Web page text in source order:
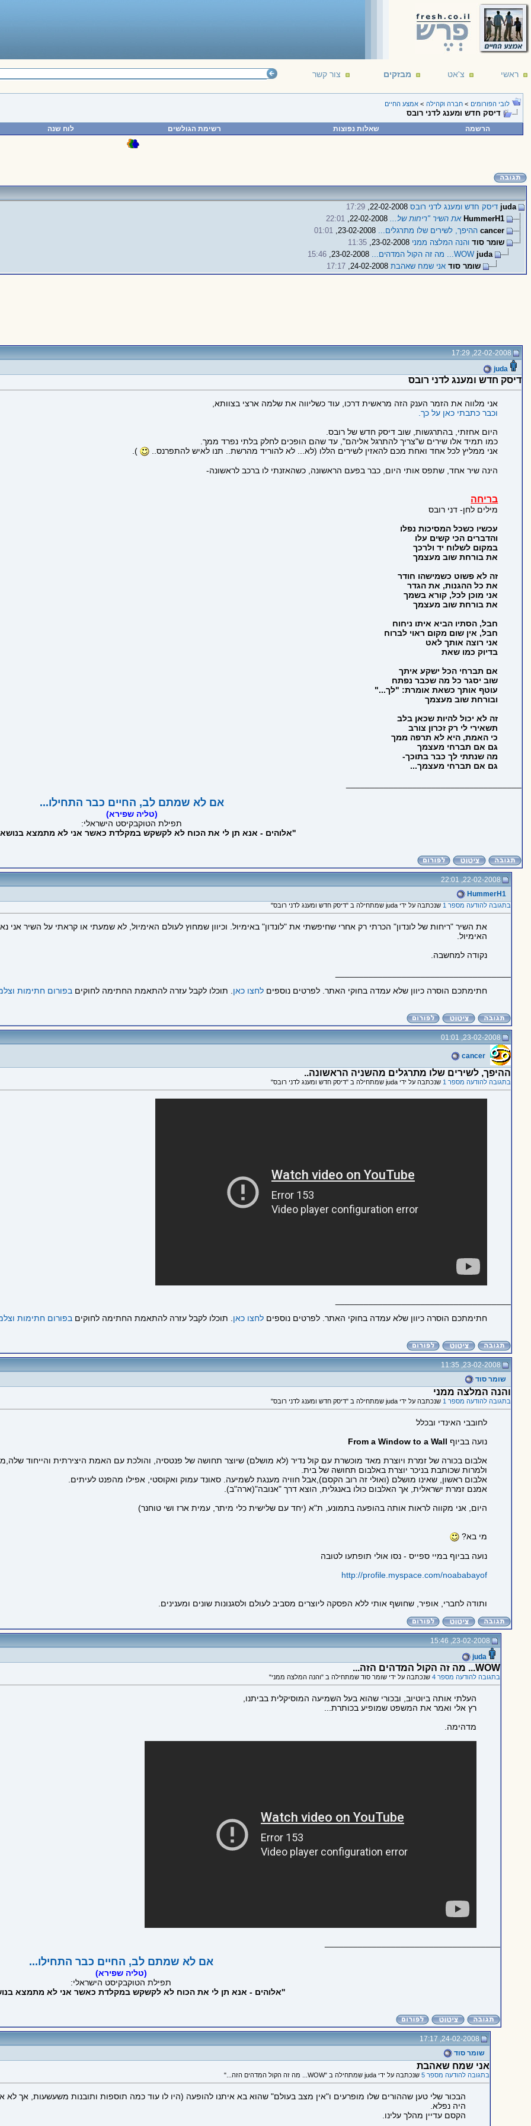
ראשי צ'אט מבזקים צור קשר
לובי הפורומים > חברה וקהילה > אמצע החיים
דיסק חדש ומענג לדני רובס
הרשמה שאלות נפוצות רשימת הגולשים לוח שנה
juda דיסק חדש ומענג לדני רובס22-02-2008,
17:29
HummerH1 את השיר "ריחות של...22-02-2008,
22:01
cancer ההיפך, לשירים שלו מתרגלים...
01:01
שומר סוד והנה המלצה ממני
11:35
juda WOW... מה זה הקול המדהים...
15:46
שומר סוד אני שמח שאהבת24-02-2008,
17:17
22-02-2008, 17:29
juda
דיסק חדש ומענג לדני רובס
אני מלווה את הזמר הענק הזה מראשית דרכו, עוד כשליווה את שלמה ארצי בצוותא,
וכבר כתבתי כאן על כך.
היום אחזתי, בהתרגשות, שוב דיסק חדש של רובס.
כמו תמיד אלו שירים ש"צריך להתרגל אליהם", עד שהם הופכים לחלק בלתי נפרד ממך.
אני ממליץ לכל אחד ואחת מכם להאזין לשירים הללו (לא... לא להוריד מהרשת.. תנו לאיש להתפרנס..
).
הינה שיר אחד, שתפס אותי היום, כבר בפעם הראשונה, כשהאזנתי לו ברכב לראשונה-
בריחה
מילים לחן- דני רובס
עכשיו כשכל המסיכות נפלו
והדברים הכי קשים עלו
במקום לשלוח יד ולרכך
את בורחת שוב מעצמך
זה לא פשוט כשמישהו חודר
את כל ההגנות, את הגדר
אני מוכן לכל, קורא בשמך
את בורחת שוב מעצמך
חבל, הסתיו הביא איתו ניחוח
חבל, אין שום מקום ראוי לברוח
אני רוצה אותך לאט
בדיוק כמו שאת
אם תברחי הכל ישקע איתך
שוב יסגר כל מה שכבר נפתח
עוטף אותך כשאת אומרת: "לך..."
ובורחת שוב מעצמך
זה לא יכול להיות שכאן בלב
תשאירי לי רק זכרון צורב
כי האמת, היא לא תרפה ממך
גם אם תברחי מעצמך
מה שנתתי לך כבר בתוכך-
גם אם תברחי מעצמך...
אם לא שמתם לב, החיים כבר התחילו...
(טליה שפירא)
תפילת הטוקבקיסט הישראלי:
''אלוהים - אנא תן לי את הכוח לא לקשקש במקלדת כאשר אני לא מתמצא
22-02-2008, 22:01
HummerH1
בתגובה להודעה מספר 1
שנכתבה על ידי juda שמתחילה ב "דיסק חדש ומענג לדני רובס"
את השיר "ריחות של לונדון" הכרתי רק אחרי שחיפשתי את "לונדון" באימיול. וכיוון שמחוץ לעולם האימיול, לא שמעתי או קראתי על השיר
האימיול.
נקודה למחשבה.
חתימתכם הוסרה כיוון שלא עמדה בחוקי האתר. לפרטים נוספים לחצו כאן . תוכלו לקבל עזרה להתאמת החתימה לחוקים בפורום חתימות
23-02-2008, 01:01
cancer
ההיפך, לשירים שלו מתרגלים מהשניה הראשונה..
בתגובה להודעה מספר 1 שנכתבה על ידי juda שמתחילה ב "דיסק חדש ומענג לדני רובס"
חתימתכם הוסרה כיוון שלא עמדה בחוקי האתר. לפרטים נוספים לחצו כאן . תוכלו לקבל עזרה להתאמת החתימה לחוקים בפורום חתימות
23-02-2008, 11:35
שומר סוד
והנה המלצה ממני
בתגובה להודעה מספר 1 שנכתבה על ידי juda שמתחילה ב "דיסק חדש ומענג לדני רובס"
לחובבי האינדי ובכלל
נועה בביוף From a Window to a Wall
אלבום בכורה של זמרת ויוצרת מאד מוכשרת עם קול נדיר (לא מושלם) שיוצר תחושה של פנטסיה, והולכת עם האמת היצירתית והייחוד
ולמרות שכותבת בניכר יוצרת באלבום תחושה של בית.
אלבום ראשון, שאינו מושלם (ואולי זה רוב הקסם),אבל חוויה מענגת לשמיעה. סאונד עמוק ואקוסטי, אפילו מהפנט לעיתים.
אמנם זמרת ישראלית, אך האלבום כולו באנגלית, הוצא דרך "אנובה"(ארה"ב).
היום, אני מקווה לראות אותה בהופעה בתמונע, ת"א (יחד עם שלישית כלי מיתר, עמית ארז ושי טוחנר)
מי בא?
נועה בביוף במיי ספייס - נסו אולי תופתעו לטובה
http://profile.myspace.com/noababayof
ותודה לחברי, אופיר, שחושף אותי ללא הפסקה ליוצרים מסביב לעולם ולסגנונות שונים ומענינים.
23-02-2008, 15:46
juda
WOW... מה זה הקול המדהים הזה...
בתגובה להודעה מספר 4 שנכתבה על ידי שומר סוד שמתחילה ב "והנה המלצה ממני"
העלתי אותה ביוטיוב, ובכורי שהוא בעל השמיעה המוסיקלית בביתנו,
רץ אלי ואמר את המשפט שמופיע בכותרת...
מדהימה.
אם לא שמתם לב, החיים כבר התחילו...
(טליה שפירא)
תפילת הטוקבקיסט הישראלי:
''אלוהים - אנא תן לי את הכוח לא לקשקש במקלדת כאשר אני לא מתמצא
24-02-2008, 17:17
שומר סוד
אני שמח שאהבת
בתגובה להודעה מספר 5 שנכתבה על ידי juda שמתחילה ב "WOW... מה זה הקול המדהים הזה..."
הבכור שלי טען שההורים שלו מופרעים ו"אין מצב בעולם" שהוא בא איתנו להופעה (היו לו עוד כמה תוספות ותובנות משעשעות, אך
היה נפלא.
הקסם עדיין מהלך עלינו.